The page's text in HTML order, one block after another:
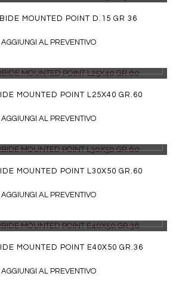
MOUNTED POINT D.15 GR 36
AGGIUNGI AL PREVENTIVO
MOUNTED POINT L25X40 GR.60
AGGIUNGI AL PREVENTIVO
MOUNTED POINT L30X50 GR.60
AGGIUNGI AL PREVENTIVO
MOUNTED POINT E40X50 GR.36
AGGIUNGI AL PREVENTIVO